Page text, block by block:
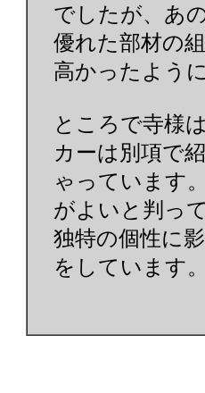
でしたが、あ
優れた部材の
高かったように
ところで寺様
カーは別項で
ゃっています
がよいと判っ
独特の個性に
をしています。